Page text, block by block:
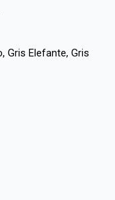
Gris Elefante, Gris